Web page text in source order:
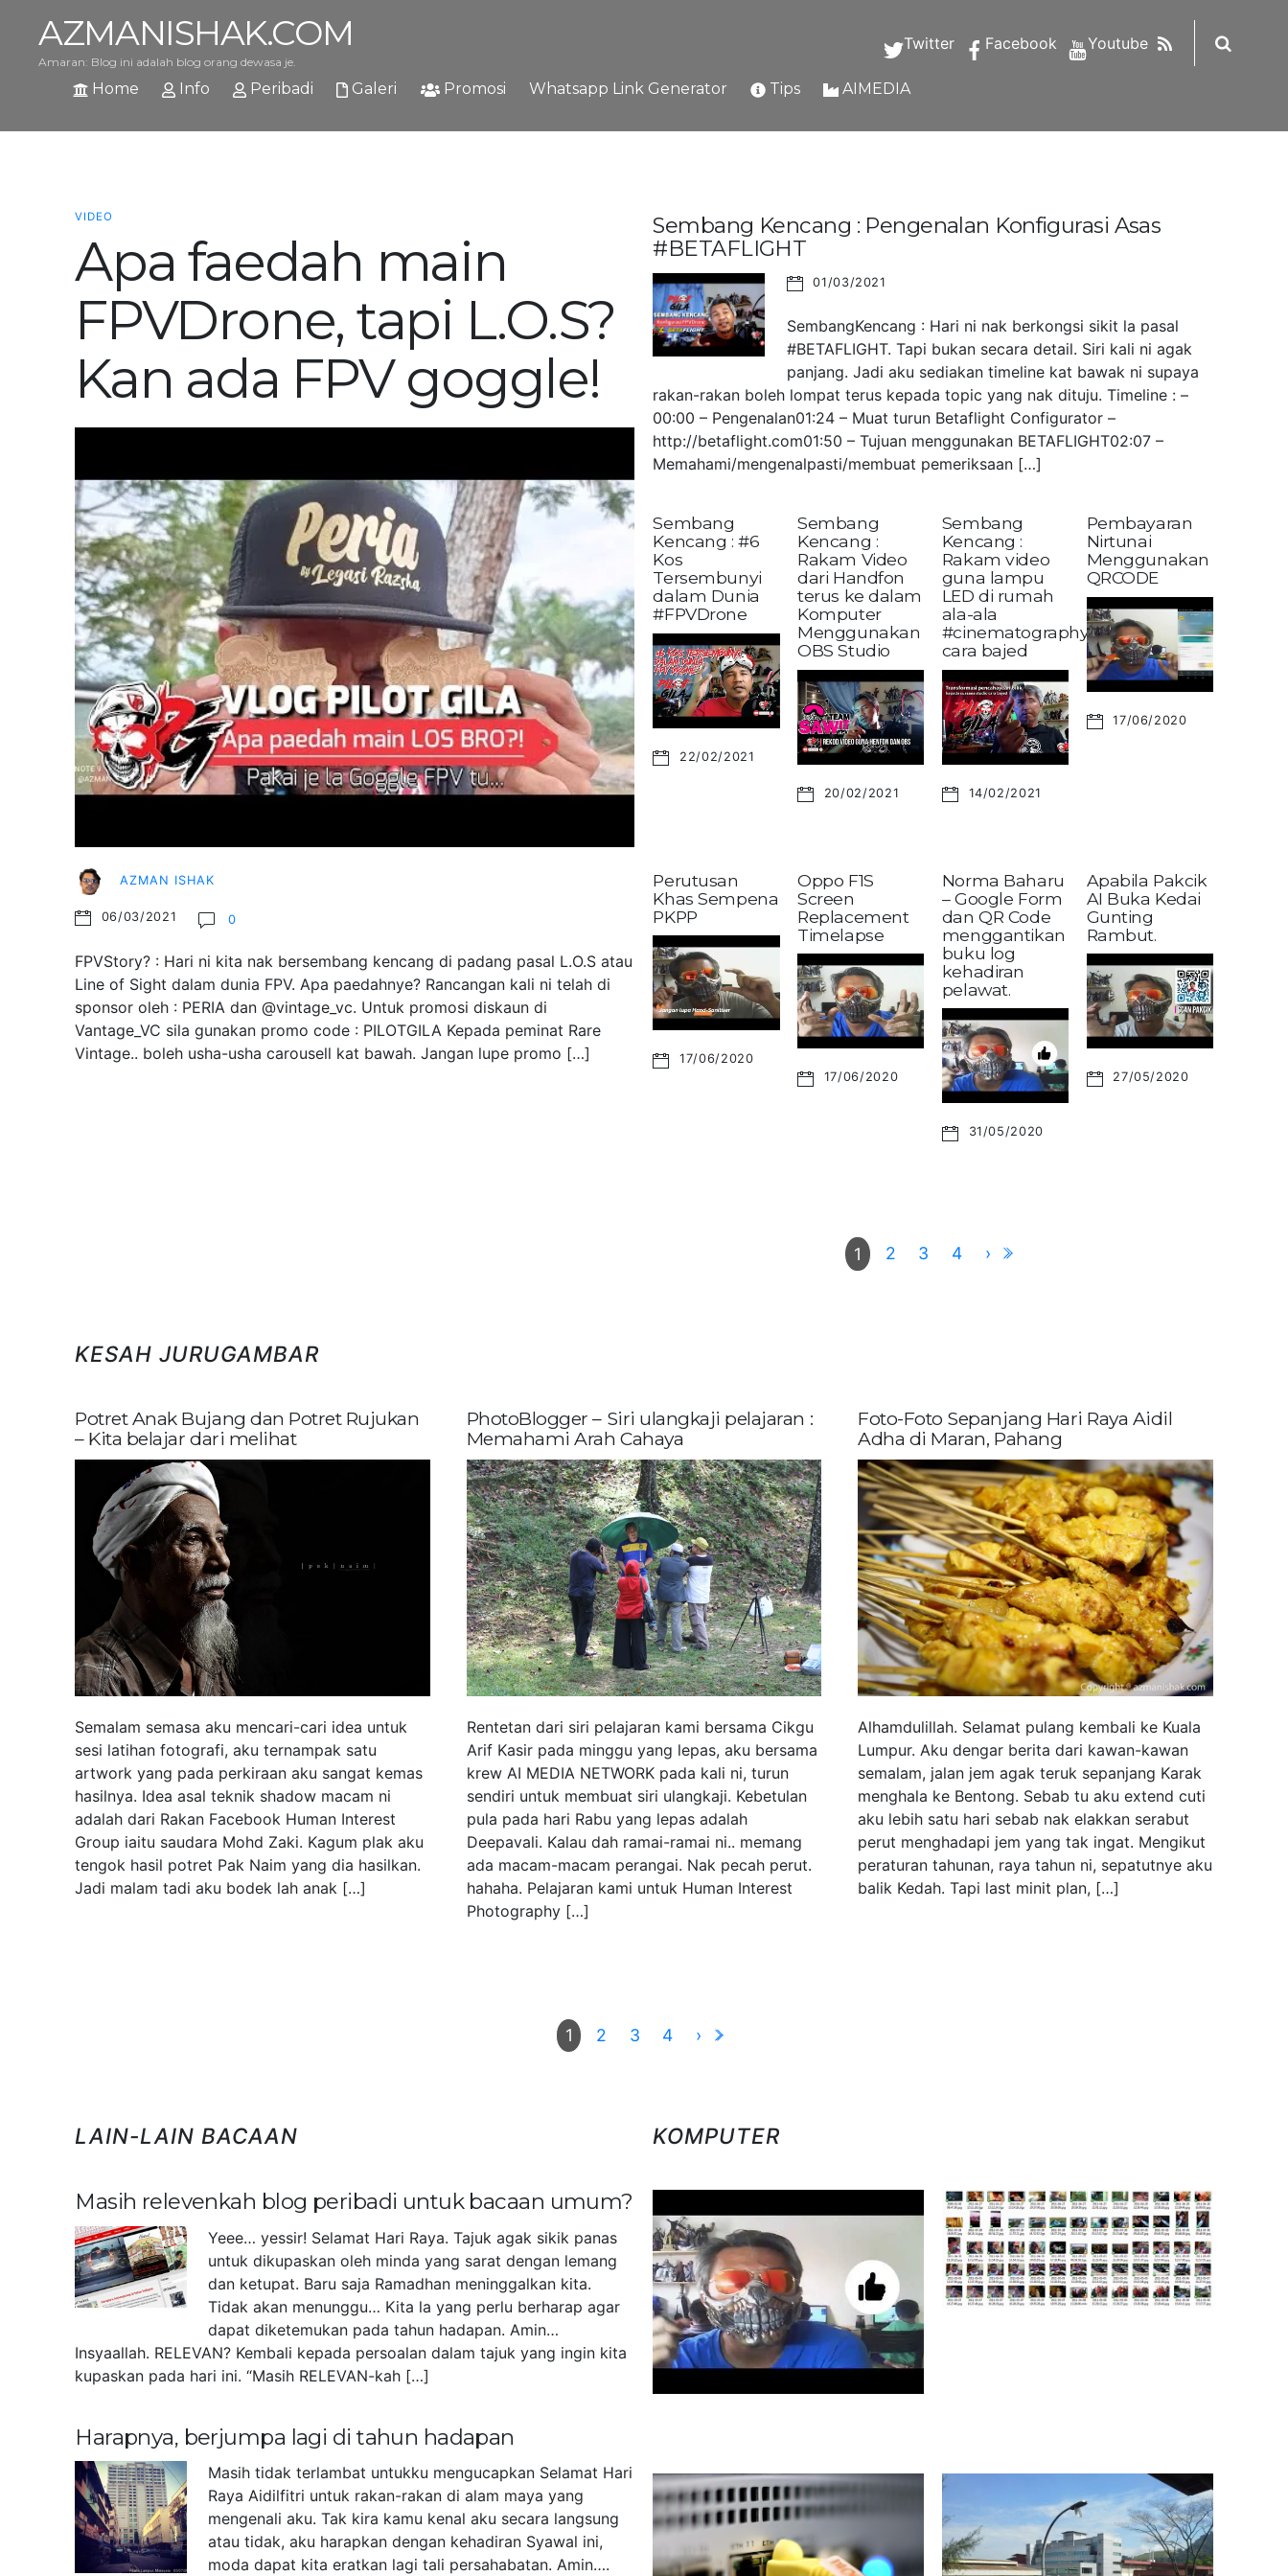
AZMANISHAK.COM
Amaran: Blog ini adalah blog orang dewasa je.
Twitter Facebook Youtube RSS
Home Info Peribadi Galeri Promosi Whatsapp Link Generator Tips AIMEDIA
VIDEO
Apa faedah main
FPVDrone, tapi L.O.S?
Kan ada FPV goggle!
AZMAN ISHAK
06/03/2021 0
FPVStory? : Hari ni kita nak bersembang kencang di padang pasal L.O.S atau
Line of Sight dalam dunia FPV. Apa paedahnye? Rancangan kali ni telah di
sponsor oleh : PERIA dan @vintage_vc. Untuk promosi diskaun di
Vantage_VC sila gunakan promo code : PILOTGILA Kepada peminat Rare
Vintage.. boleh usha-usha carousell kat bawah. Jangan lupe promo […]
Sembang Kencang : Pengenalan Konfigurasi Asas
#BETAFLIGHT
01/03/2021
SembangKencang : Hari ni nak berkongsi sikit la pasal
#BETAFLIGHT. Tapi bukan secara detail. Siri kali ni agak
panjang. Jadi aku sediakan timeline kat bawak ni supaya
rakan-rakan boleh lompat terus kepada topic yang nak dituju. Timeline : –
00:00 – Pengenalan01:24 – Muat turun Betaflight Configurator –
http://betaflight.com01:50 – Tujuan menggunakan BETAFLIGHT02:07 –
Memahami/mengenalpasti/membuat pemeriksaan […]
Sembang
Kencang : #6
Kos
Tersembunyi
dalam Dunia
#FPVDrone
22/02/2021
Sembang
Kencang :
Rakam Video
dari Handfon
terus ke dalam
Komputer
Menggunakan
OBS Studio
20/02/2021
Sembang
Kencang :
Rakam video
guna lampu
LED di rumah
ala-ala
#cinematography?
cara bajed
14/02/2021
Pembayaran
Nirtunai
Menggunakan
QRCODE
17/06/2020
Perutusan
Khas Sempena
PKPP
17/06/2020
Oppo F1S
Screen
Replacement
Timelapse
17/06/2020
Norma Baharu
– Google Form
dan QR Code
menggantikan
buku log
kehadiran
pelawat.
31/05/2020
Apabila Pakcik
AI Buka Kedai
Gunting
Rambut.
27/05/2020
1 2 3 4 ›
KESAH JURUGAMBAR
Potret Anak Bujang dan Potret Rujukan
– Kita belajar dari melihat
Semalam semasa aku mencari-cari idea untuk
sesi latihan fotografi, aku ternampak satu
artwork yang pada perkiraan aku sangat kemas
hasilnya. Idea asal teknik shadow macam ni
adalah dari Rakan Facebook Human Interest
Group iaitu saudara Mohd Zaki. Kagum plak aku
tengok hasil potret Pak Naim yang dia hasilkan.
Jadi malam tadi aku bodek lah anak […]
PhotoBlogger – Siri ulangkaji pelajaran :
Memahami Arah Cahaya
Rentetan dari siri pelajaran kami bersama Cikgu
Arif Kasir pada minggu yang lepas, aku bersama
krew AI MEDIA NETWORK pada kali ni, turun
sendiri untuk membuat siri ulangkaji. Kebetulan
pula pada hari Rabu yang lepas adalah
Deepavali. Kalau dah ramai-ramai ni.. memang
ada macam-macam perangai. Nak pecah perut.
hahaha. Pelajaran kami untuk Human Interest
Photography […]
Foto-Foto Sepanjang Hari Raya Aidil
Adha di Maran, Pahang
Alhamdulillah. Selamat pulang kembali ke Kuala
Lumpur. Aku dengar berita dari kawan-kawan
semalam, jalan jem agak teruk sepanjang Karak
menghala ke Bentong. Sebab tu aku extend cuti
aku lebih satu hari sebab nak elakkan serabut
perut menghadapi jem yang tak ingat. Mengikut
peraturan tahunan, raya tahun ni, sepatutnye aku
balik Kedah. Tapi last minit plan, […]
1 2 3 4 ›
LAIN-LAIN BACAAN
Masih relevenkah blog peribadi untuk bacaan umum?
Yeee… yessir! Selamat Hari Raya. Tajuk agak sikik panas
untuk dikupaskan oleh minda yang sarat dengan lemang
dan ketupat. Baru saja Ramadhan meninggalkan kita.
Tidak akan menunggu… Kita la yang perlu berharap agar
dapat diketemukan pada tahun hadapan. Amin…
Insyaallah. RELEVAN? Kembali kepada persoalan dalam tajuk yang ingin kita
kupaskan pada hari ini. “Masih RELEVAN-kah […]
Harapnya, berjumpa lagi di tahun hadapan
Masih tidak terlambat untukku mengucapkan Selamat Hari
Raya Aidilfitri untuk rakan-rakan di alam maya yang
mengenali aku. Tak kira kamu kenal aku secara langsung
atau tidak, aku harapkan dengan kehadiran Syawal ini,
moda dapat kita eratkan lagi tali persahabatan. Amin….
KOMPUTER